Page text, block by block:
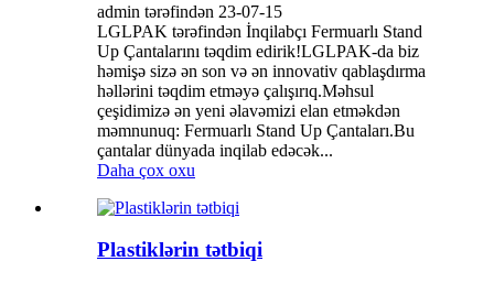
admin tərəfindən 23-07-15
LGLPAK tərəfindən İnqilabçı Fermuarlı Stand
Up Çantalarını təqdim edirik!LGLPAK-da biz
həmişə sizə ən son və ən innovativ qablaşdırma
həllərini təqdim etməyə çalışırıq.Məhsul
çeşidimizə ən yeni əlavəmizi elan etməkdən
məmnunuq: Fermuarlı Stand Up Çantaları.Bu
çantalar dünyada inqilab edəcək...
Daha çox oxu
Plastiklərin tətbiqi